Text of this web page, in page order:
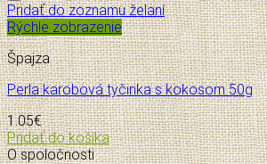
Pridať do zoznamu želaní
Rýchle zobrazenie
Špajza
Perla karobová tyčinka s kokosom 50g
1.05€
Pridať do košíka
O spoločnosti